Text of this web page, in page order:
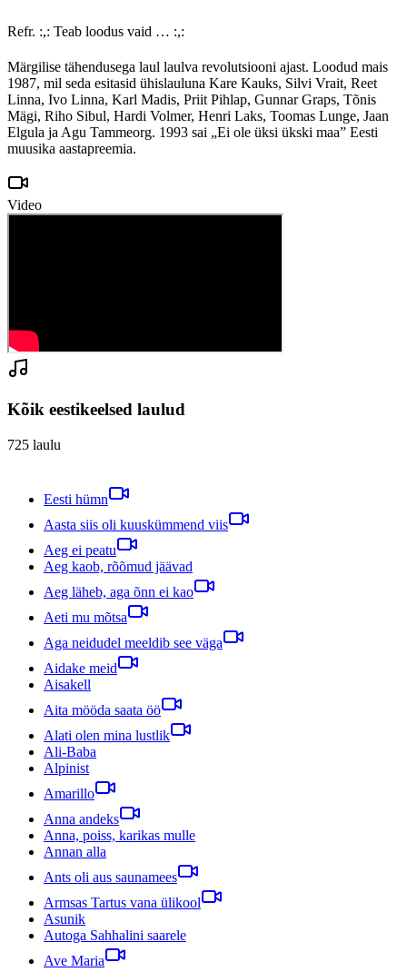
Refr. :,: Teab loodus vaid … :,:
Märgilise tähendusega laul laulva revolutsiooni ajast. Loodud mais
1987, mil seda esitasid ühislauluna Kare Kauks, Silvi Vrait, Reet
Linna, Ivo Linna, Karl Madis, Priit Pihlap, Gunnar Graps, Tõnis
Mägi, Riho Sibul, Hardi Volmer, Henri Laks, Toomas Lunge, Jaan
Elgula ja Agu Tammeorg. 1993 sai „Ei ole üksi ükski maa” Eesti
muusika aastapreemia.
Video
Kõik eestikeelsed laulud
725 laulu
Eesti hümn
Aasta siis oli kuuskümmend viis
Aeg ei peatu
Aeg kaob, rõõmud jäävad
Aeg läheb, aga õnn ei kao
Aeti mu mõtsa
Aga neidudel meeldib see väga
Aidake meid
Aisakell
Aita mööda saata öö
Alati olen mina lustlik
Ali-Baba
Alpinist
Amarillo
Anna andeks
Anna, poiss, karikas mulle
Annan alla
Ants oli aus saunamees
Armsas Tartus vana ülikool
Asunik
Autoga Sahhalini saarele
Ave Maria